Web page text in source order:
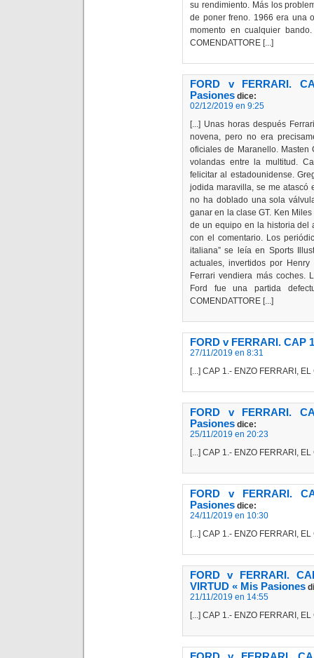
su rendimiento. Más los
de poner freno. 1966 era una
momento en cualquier
COMENDATTORE [...]
FORD v FERRARI.
Pasiones dice:
02/12/2019 en 9:25
[...] Unas horas después
novena, pero no era
oficiales de Maranello.
volandas entre la multitud.
felicitar al estadounidense.
jodida maravilla, se me atascó
no ha doblado una sola
ganar en la clase GT. Ken
de un equipo en la historia del
con el comentario. Los
italiana” se leía en Sports
actuales, invertidos por
Ferrari vendiera más coches.
Ford fue una partida
COMENDATTORE [...]
FORD v FERRARI. CAP
27/11/2019 en 8:31
[...] CAP 1.- ENZO FERRARI,
FORD v FERRARI.
Pasiones dice:
25/11/2019 en 20:23
[...] CAP 1.- ENZO FERRARI,
FORD v FERRARI.
Pasiones dice:
24/11/2019 en 10:30
[...] CAP 1.- ENZO FERRARI,
FORD v FERRARI.
VIRTUD « Mis Pasiones
21/11/2019 en 14:55
[...] CAP 1.- ENZO FERRARI,